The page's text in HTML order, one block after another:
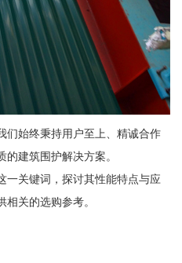
们始终秉持用户至上、精诚合作
建筑围护解决方案。
一关键词，探讨其性能特点与应
关的选购参考。